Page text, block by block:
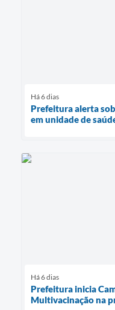
Há 6 dias
Prefeitura alerta
em unidade de
Há 6 dias
Prefeitura inicia
Multivacinação na